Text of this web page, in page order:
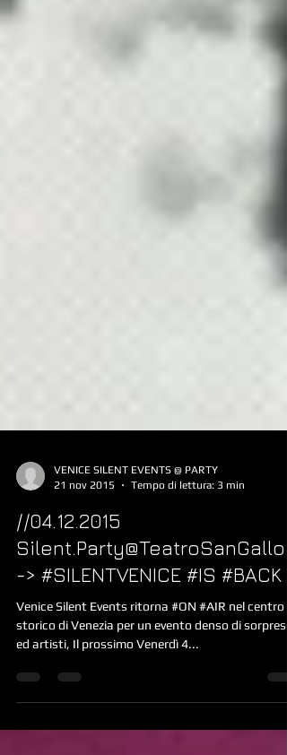
VENICE SILENT EVENTS @ PARTY
21 nov 2015
Tempo di lettura: 3 min
//04.12.2015
Silent.Party@TeatroSanGallo -
-> #SILENTVENICE #IS #BACK !
storico di Venezia per un evento denso di sorprese
ed artisti, Il prossimo Venerdì 4...